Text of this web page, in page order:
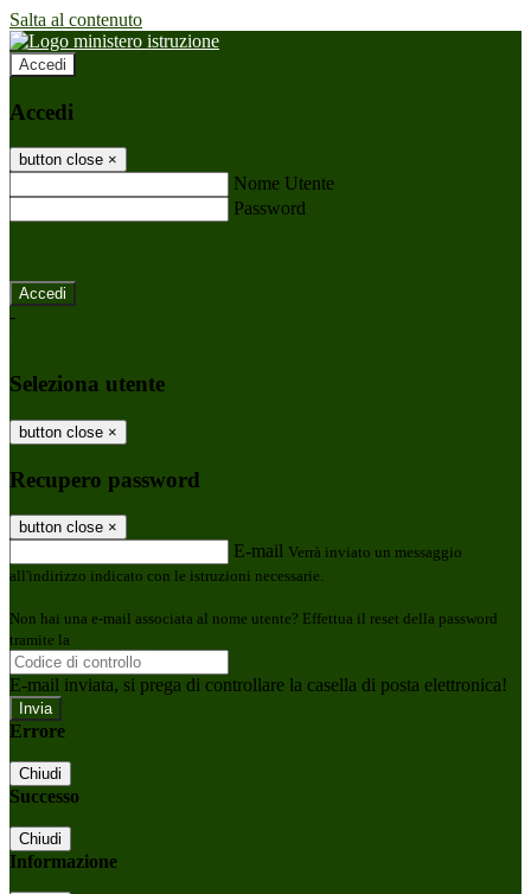
Salta al contenuto
Accedi
Accedi
button close ×
Nome Utente
Password
-
Seleziona utente
button close ×
Recupero password
button close ×
E-mail Verrà inviato un messaggio
all'indirizzo indicato con le istruzioni necessarie.
Non hai una e-mail associata al nome utente? Effettua il reset della password
tramite la
E-mail inviata, si prega di controllare la casella di posta elettronica!
Errore
Chiudi
Successo
Chiudi
Informazione